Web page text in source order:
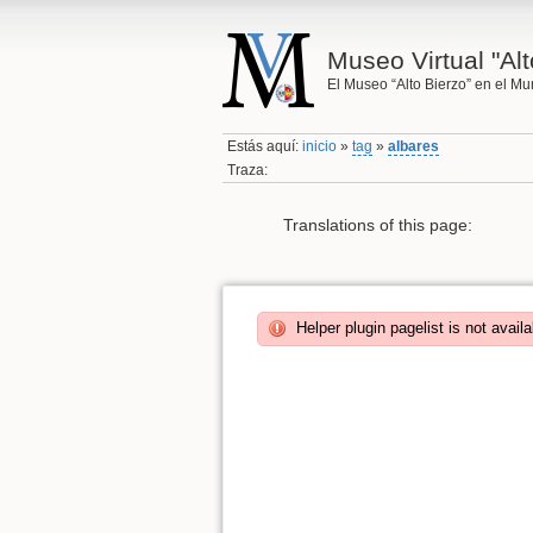
Museo Virtual
El Museo “Alto Bierzo” en el
Estás aquí:inicio »tag »albares
Traza:
Translations of this page:
Helper plugin pagelist is not